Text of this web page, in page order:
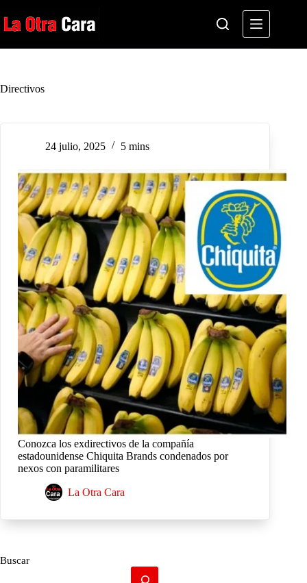
al
contenido
Directivos
24 julio, 2025 5 mins
Conozca los exdirectivos de la compañía
estadounidense Chiquita Brands condenados por
nexos con paramilitares
La Otra Cara
Buscar